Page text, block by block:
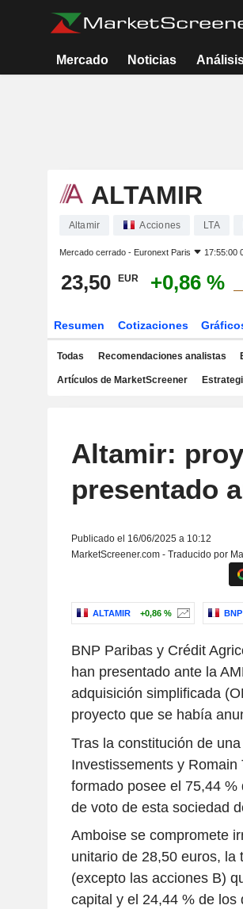
Mercado Noticias
ALTAMIR
Altamir Acciones LTA
Mercado cerrado - Euronext Paris 17:55:00
23,50 EUR +0,86 %
Resumen Cotizaciones
Todas Recomendaciones analistas
Artículos de MarketScreener
Altamir:
presentado
Publicado el 16/06/2025 a 10:12
MarketScreener.com - Traducido por
ALTAMIR +0,86 %
BNP Paribas y Crédit
han presentado ante la
adquisición simplificada
proyecto que se había
Tras la constitución de
Investissements y
formado posee el 75,44
de voto de esta sociedad
Amboise se compromete
unitario de 28,50 euros, la
(excepto las acciones B)
capital y el 24,44 % de